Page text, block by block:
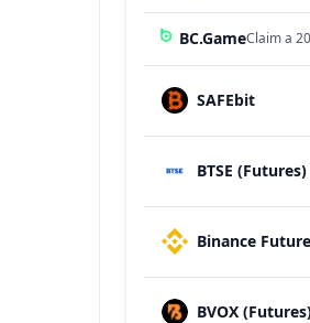
BC.GameClaim a
SAFEbit
BTSE (Futures)
Binance
BVOX